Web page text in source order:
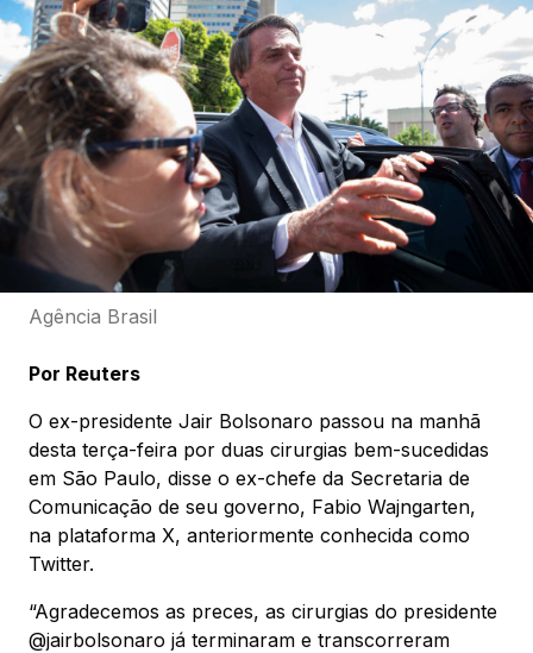
Agência Brasil
Por Reuters
O ex-presidente Jair Bolsonaro passou na manhã
desta terça-feira por duas cirurgias bem-sucedidas
em São Paulo, disse o ex-chefe da Secretaria de
Comunicação de seu governo, Fabio Wajngarten,
na plataforma X, anteriormente conhecida como
Twitter.
“Agradecemos as preces, as cirurgias do presidente
@jairbolsonaro já terminaram e transcorreram